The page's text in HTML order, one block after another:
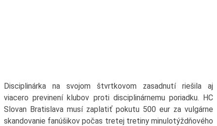
Disciplinárka na svojom štvrtkovom zasadnutí riešila aj
viacero previnení klubov proti disciplinárnemu poriadku. HC
Slovan Bratislava musí zaplatiť pokutu 500 eur za vulgárne
skandovanie fanúšikov počas tretej tretiny minulotýždňového